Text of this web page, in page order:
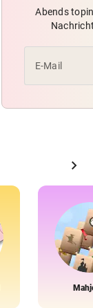
Abends
E-Mail
chevron_right